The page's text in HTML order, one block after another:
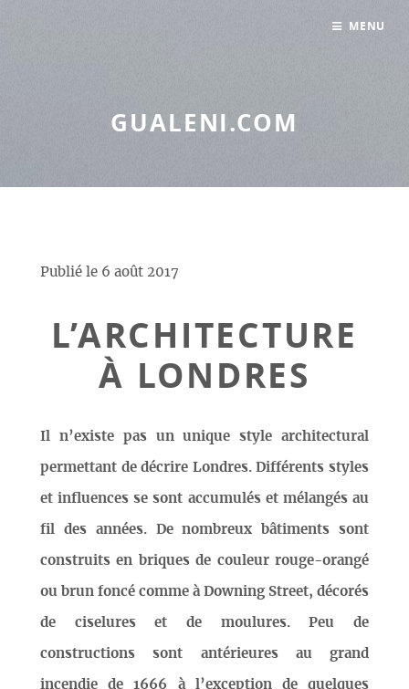
GUALENI.COM
Publié le 6 août 2017
L’ARCHITECTURE
À LONDRES
Il n’existe pas un unique style architectural
permettant de décrire Londres. Différents styles
et influences se sont accumulés et mélangés au
fil des années. De nombreux bâtiments sont
construits en briques de couleur rouge-orangé
ou brun foncé comme à Downing Street, décorés
de ciselures et de moulures. Peu de
constructions sont antérieures au grand
incendie de 1666 à l’exception de quelques
MENU